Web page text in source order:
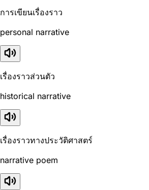
การเขียนเรื่องราว
personal narrative
เรื่องราวส่วนตัว
historical narrative
เรื่องราวทางประวัติศาสตร์
narrative poem